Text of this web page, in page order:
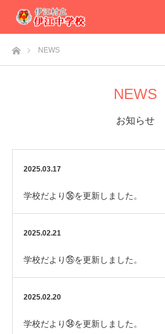
ホームNEWS
NEWS
お知らせ
2025.03.17
学校だより㊱を更新しました。
2025.02.21
学校だより㉟を更新しました。
2025.02.20
学校だより㉞を更新しました。